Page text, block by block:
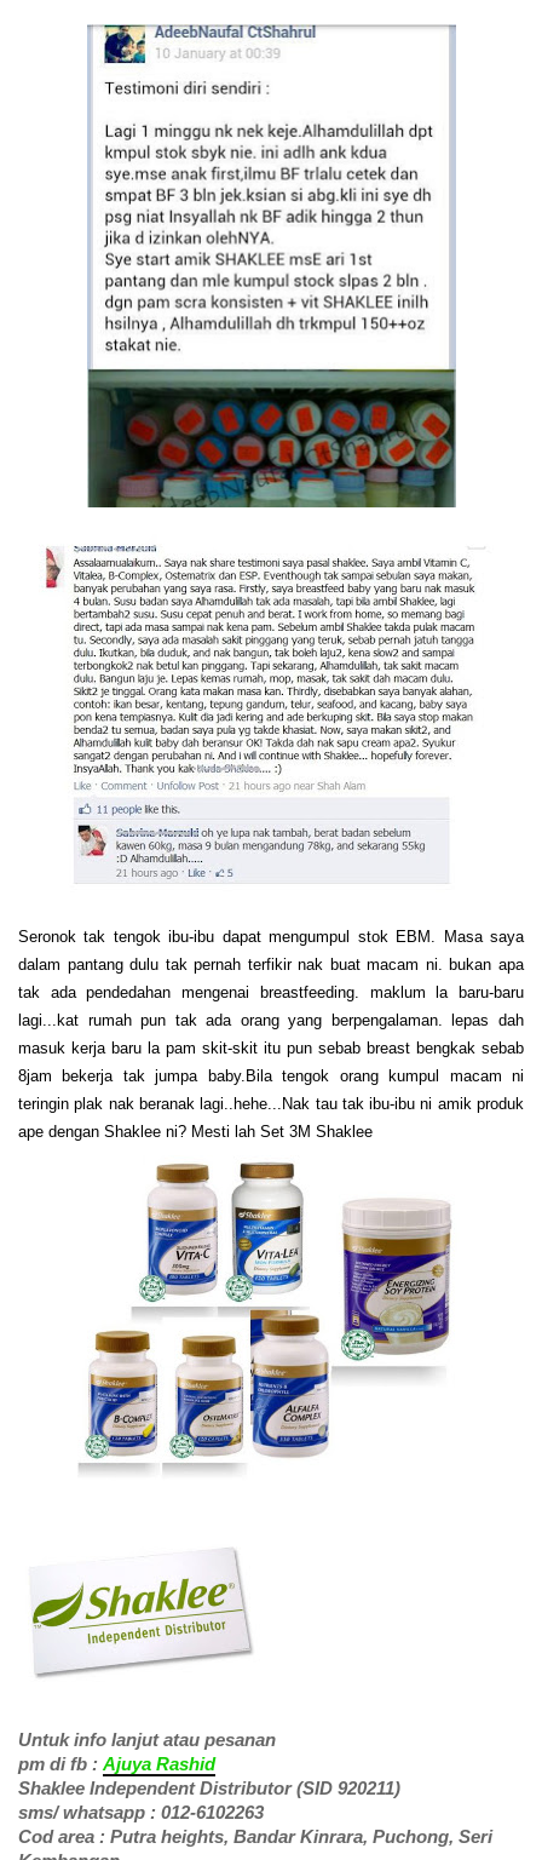
Seronok tak tengok ibu-ibu dapat mengumpul stok EBM. Masa saya
dalam pantang dulu tak pernah terfikir nak buat macam ni. bukan apa
tak ada pendedahan mengenai breastfeeding. maklum la baru-baru
lagi...kat rumah pun tak ada orang yang berpengalaman. lepas dah
masuk kerja baru la pam skit-skit itu pun sebab breast bengkak sebab
8jam bekerja tak jumpa baby.Bila tengok orang kumpul macam ni
teringin plak nak beranak lagi..hehe...Nak tau tak ibu-ibu ni amik produk
ape dengan Shaklee ni? Mesti lah Set 3M Shaklee
Untuk info lanjut atau pesanan
pm di fb : Ajuya Rashid
Shaklee Independent Distributor (SID 920211)
sms/ whatsapp : 012-6102263
Cod area : Putra heights, Bandar Kinrara, Puchong, Seri